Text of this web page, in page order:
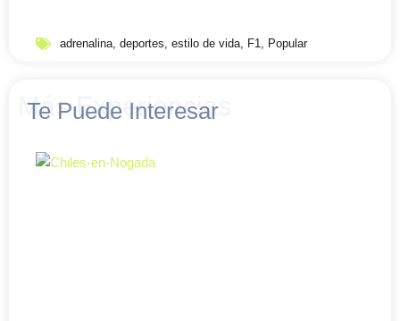
adrenalina deportes estilo de vida F1 Popular
Más Experiencias
Te Puede Interesar